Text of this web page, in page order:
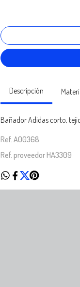
Descripción
Bañador Adidas corto,
Ref. A00368
Ref. proveedor HA3309